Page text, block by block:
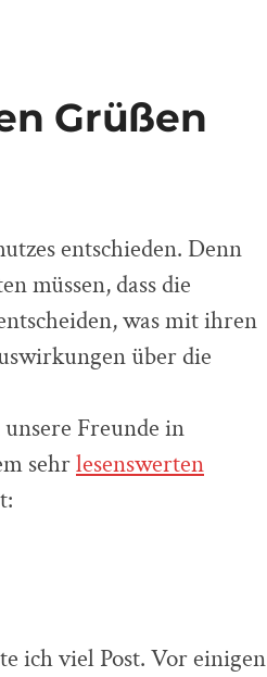
Grüßen
entschieden. Denn
müssen, dass die
was mit ihren
über die
Freunde in
sehrlesenswerten
ich viel Post. Vor einigen